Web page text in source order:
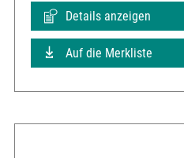
Details anzeigen
Auf die Merkliste